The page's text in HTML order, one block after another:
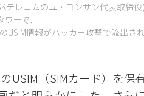
テレコムのユ・ヨンサン代表取締役
ーで、
USIM情報がハッカー攻撃で流出さ
USIM（SIMカード）を保